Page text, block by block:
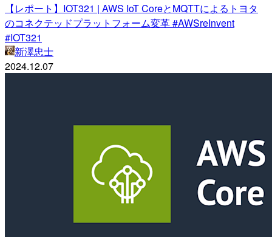
【レポート】IOT321 | AWS IoT CoreとMQTTによるトヨタ
のコネクテッドプラットフォーム変革 #AWSreInvent
#IOT321
新澤忠士
2024.12.07